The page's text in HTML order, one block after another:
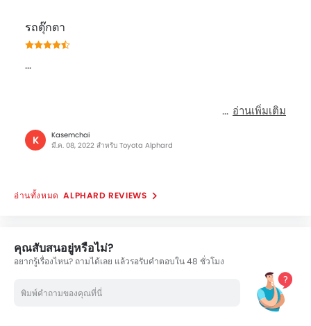
รถตุ๊กตา
...
อ่านเพิ่มเติม
K
Kasemchai
มี.ค. 08, 2022 สำหรับ Toyota Alphard
ALPHARD REVIEWS
คุณสับสนอยู่หรือไม่?
อยากรู้เรื่องไหน? ถามได้เลย แล้วรอรับคำตอบใน 48 ชั่วโมง